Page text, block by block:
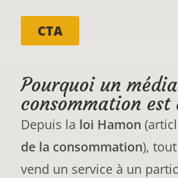
CTA
Pourquoi un
consommation
Depuis la loi Hamon
de la consommation),
vend un service à un